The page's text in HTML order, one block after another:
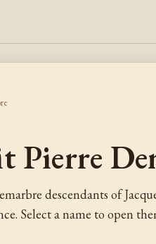
Pierre
descendants of
Select a name to open